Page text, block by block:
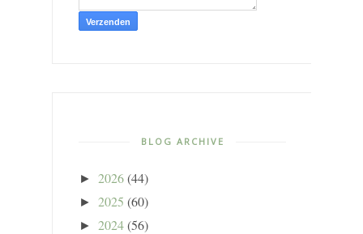
BLOG ARCHIVE
► 2026(44)
► 2025 (60)
► 2024(56)